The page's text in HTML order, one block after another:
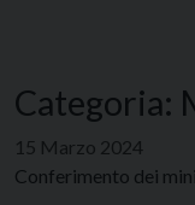
Categoria:
15 Marzo 2024
Conferimento dei